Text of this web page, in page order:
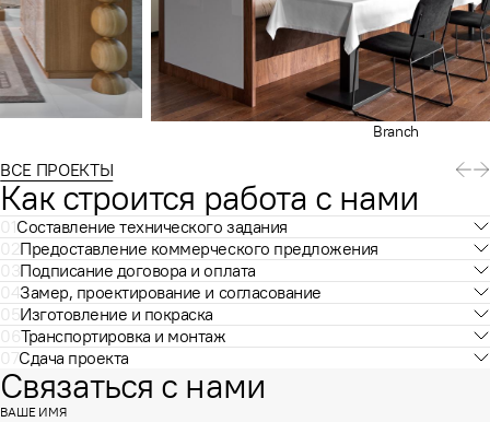
ВСЕ ПРОЕКТЫ
Как строится работа с нами
01Составление технического задания
02Предоставление коммерческого предложения
03Подписание договора и оплата
04Замер, проектирование и согласование
05Изготовление и покраска
06Транспортировка и монтаж
07Сдача проекта
Связаться с нами
ВАШЕ ИМЯ